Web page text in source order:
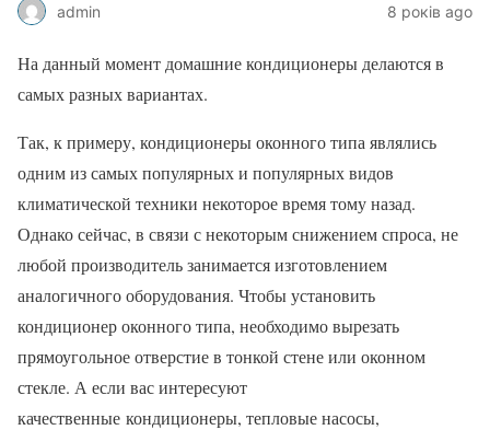
admin 8 років ago
На данный момент домашние кондиционеры делаются в
самых разных вариантах.
Так, к примеру, кондиционеры оконного типа являлись
одним из самых популярных и популярных видов
климатической техники некоторое время тому назад.
Однако сейчас, в связи с некоторым снижением спроса, не
любой производитель занимается изготовлением
аналогичного оборудования. Чтобы установить
кондиционер оконного типа, необходимо вырезать
прямоугольное отверстие в тонкой стене или оконном
стекле. А если вас интересуют
качественные кондиционеры, тепловые насосы,